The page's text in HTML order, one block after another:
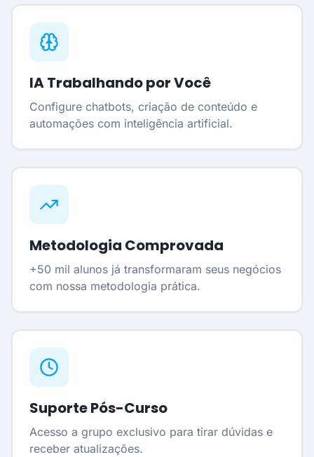
IA Trabalhando por Você
Configure chatbots, criação de conteúdo e
automações com inteligência artificial.
Metodologia Comprovada
+50 mil alunos já transformaram seus negócios
com nossa metodologia prática.
Suporte Pós-Curso
Acesso a grupo exclusivo para tirar dúvidas e
receber atualizações.